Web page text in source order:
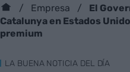
Empresa
El
Catalunya en Estados
premium
LA BUENA NOTICIA DEL DÍA